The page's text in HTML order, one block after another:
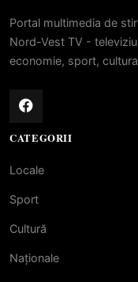
Portal multimedia de
Nord-Vest TV -
economie, sport,
CATEGORII
Locale
Sport
Cultură
Naționale